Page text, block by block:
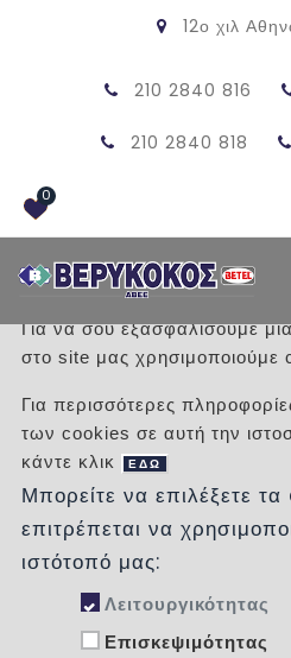
12ο χιλ
210 2840 816
210 2840 818
0
ΠΕΤΡΑ ΚΑΡΥΣΤΟΥ)
/ Προϊόντα /
Αποδοχή Cookies
Για να σου εξασφαλίσουμε
στο site μας χρησιμοποιούμε
Για περισσότερες
των cookies σε αυτή την
κάντε κλικ
ΕΔΩ
Μπορείτε να επιλέξετε
επιτρέπεται να
ιστότοπό μας:
Λειτουργικότητας
Επισκεψιμότητας